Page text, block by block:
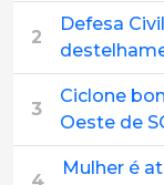
2
Defesa
3
Ciclone
Oeste de
Mulher é